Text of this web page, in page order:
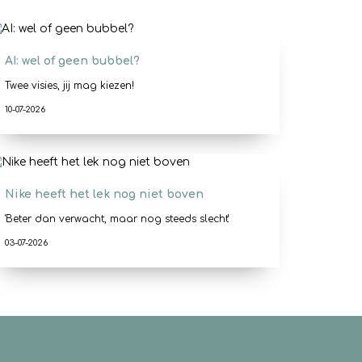
AI: wel of geen bubbel?
Twee visies, jij mag kiezen!
10-07-2026
Nike heeft het lek nog niet boven
'Beter dan verwacht, maar nog steeds slecht'
03-07-2026